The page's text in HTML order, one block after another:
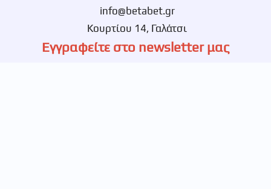
info@betabet.gr
Κουρτίου 14, Γαλάτσι
Εγγραφείτε στο newsletter μας